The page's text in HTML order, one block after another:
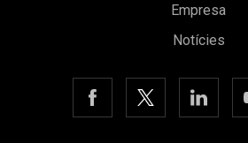
Empresa
Notícies